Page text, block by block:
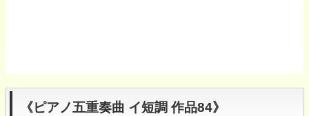
《ピアノ五重奏曲 イ短調 作品84》